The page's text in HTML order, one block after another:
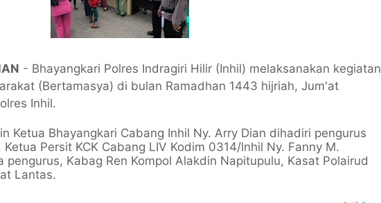
- Bhayangkari Polres Indragiri Hilir (Inhil) melaksanakan kegiatan
(Bertamasya) di bulan Ramadhan 1443 hijriah, Jum'at
Inhil.
Ketua Bhayangkari Cabang Inhil Ny. Arry Dian dihadiri pengurus
Persit KCK Cabang LIV Kodim 0314/lnhil Ny. Fanny M.
Kabag Ren Kompol Alakdin Napitupulu, Kasat Polairud
Lantas.